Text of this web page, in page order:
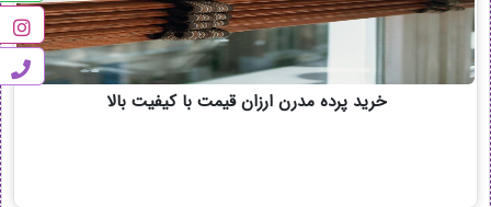
خرید پرده مدرن ارزان قیمت با کیفیت بالا